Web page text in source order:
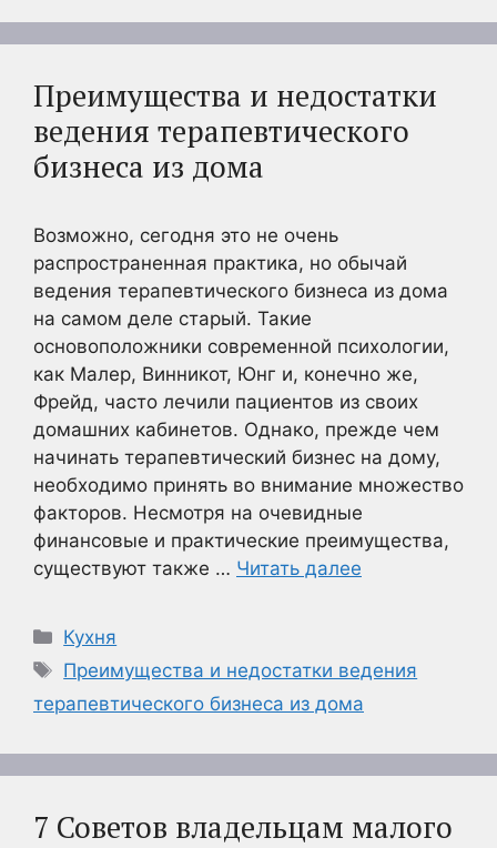
Преимущества и недостатки
ведения терапевтического
бизнеса из дома
Возможно, сегодня это не очень
распространенная практика, но обычай
ведения терапевтического бизнеса из дома
на самом деле старый. Такие
основоположники современной психологии,
как Малер, Винникот, Юнг и, конечно же,
Фрейд, часто лечили пациентов из своих
домашних кабинетов. Однако, прежде чем
начинать терапевтический бизнес на дому,
необходимо принять во внимание множество
факторов. Несмотря на очевидные
финансовые и практические преимущества,
существуют также … Читать далее
Рубрики
Кухня
Метки
Преимущества и недостатки ведения
терапевтического бизнеса из дома
7 Советов владельцам малого